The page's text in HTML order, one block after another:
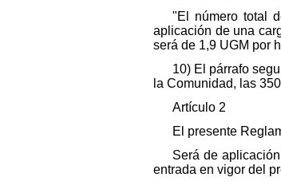
"El número total
aplicación de una
será de 1,9 UGM por
10) El párrafo
la Comunidad, las
Artículo 2
El presente
Será de
entrada en vigor del